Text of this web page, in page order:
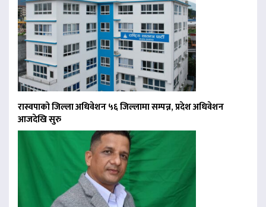
रास्वपाको जिल्ला अधिवेशन ५६ जिल्लामा सम्पन्न, प्रदेश अधिवेशन
आजदेखि सुरु